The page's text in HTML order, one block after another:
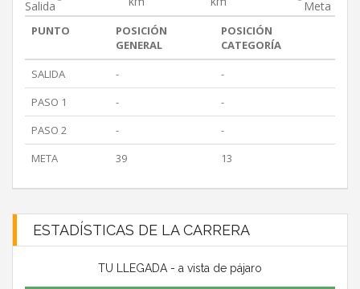
Salida Meta
PUNTO
POSICIÓN
GENERAL
POSICIÓN
CATEGORÍA
SALIDA
-
-
PASO 1
-
-
PASO 2
-
-
META
39 13
ESTADÍSTICAS DE LA CARRERA
TU LLEGADA - a vista de pájaro